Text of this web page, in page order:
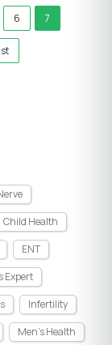
6 7
Child Health
ENT
Expert
Infertility
Men's Health